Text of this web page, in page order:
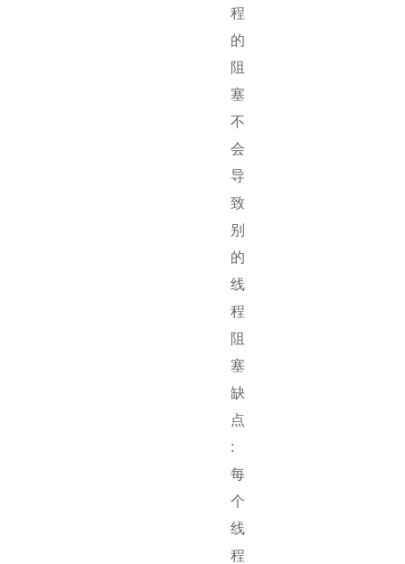
程
的
阻
塞
不
会
导
致
别
的
线
程
阻
塞
缺
点
:
每
个
线
程